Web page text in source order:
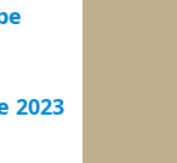
2023